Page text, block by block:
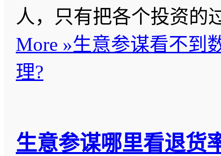
人，只有把各个投资
More »生意参谋看不到
理?
生意参谋哪里看退货